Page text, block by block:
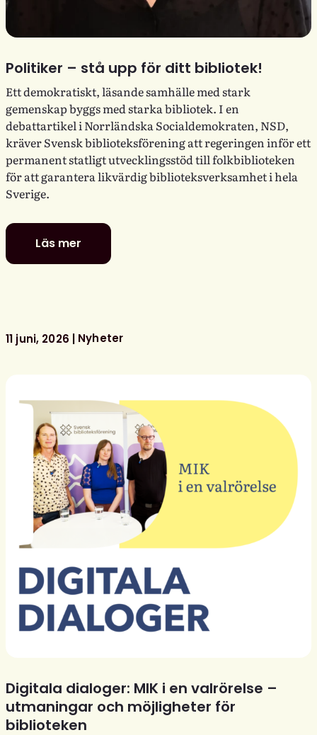
Politiker – stå upp för ditt bibliotek!
Ett demokratiskt, läsande samhälle med stark
gemenskap byggs med starka bibliotek. I en
debattartikel i Norrländska Socialdemokraten, NSD,
kräver Svensk biblioteksförening att regeringen inför ett
permanent statligt utvecklingsstöd till folkbiblioteken
för att garantera likvärdig biblioteksverksamhet i hela
Sverige.
Läs mer
Politiker
–
ditt
11 juni, 2026 Nyheter
Digitala dialoger: MIK i en valrörelse –
utmaningar och möjligheter för
biblioteken